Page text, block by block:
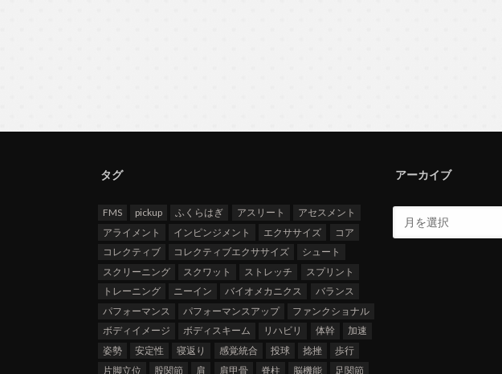
タグ
FMS pickup ふくらはぎ アスリート
アセスメント
アライメント
インピンジメント エクササイズ
コア
コレクティブ
コレクティブエクササイズ
シュート
スクリーニング
スクワット ストレッチ
スプリント
トレーニング
ニーイン バイオメカニクス
バランス
パフォーマンス
パフォーマンスアップ
ファンクショナル
ボディイメージ
ボディスキーム リハビリ 体幹
加速
姿勢
安定性 寝返り 感覚統合 投球 捻挫
歩行
片脚立位
股関節 肩 肩甲骨 脊柱 脳機能 足関節
アーカイブ